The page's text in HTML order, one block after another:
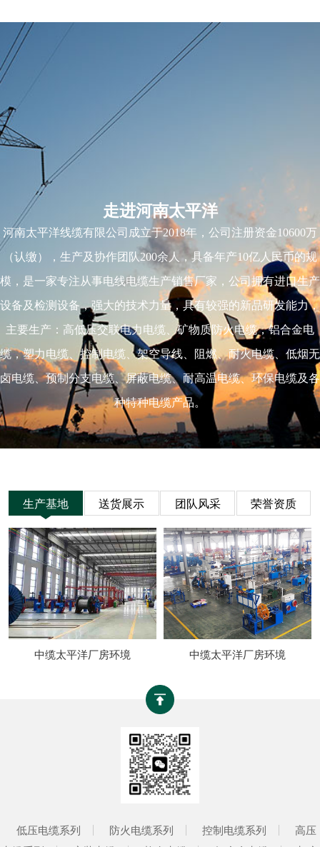
走进河南太平洋
河南太平洋线缆有限公司成立于2018年，公司注册资金10600万
（认缴），生产及协作团队200余人，具备年产10亿人民币的规
模，是一家专注从事电线电缆生产销售厂家，公司拥有进口生产
设备及检测设备，强大的技术力量，具有较强的新品研发能力，
主要生产：高低压交联电力电缆、矿物质防火电缆，铝合金电
缆，塑力电缆、控制电缆、架空导线、阻燃、耐火电缆、低烟无
卤电缆、预制分支电缆、屏蔽电缆、耐高温电缆、环保电缆及各
种特种电缆产品。
生产基地 送货展示 团队风采 荣誉资质
中缆太平洋厂房环境 中缆太平洋厂房环境
低压电缆系列 防火电缆系列 控制电缆系列
高压